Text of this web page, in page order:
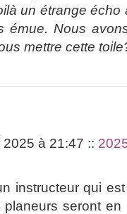
un étrange
émue. Nous
mettre cette
à 21:47 ::
instructeur qui
seront